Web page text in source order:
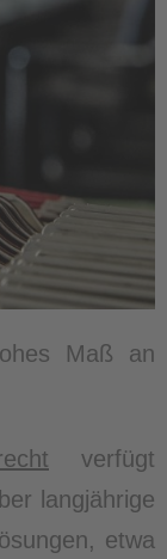
Maß an
verfügt
langjährige
etwa